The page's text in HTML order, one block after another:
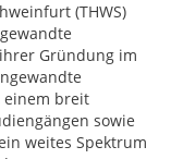
(THWS)
Gründung im
einem breit
sowie
weites Spektrum